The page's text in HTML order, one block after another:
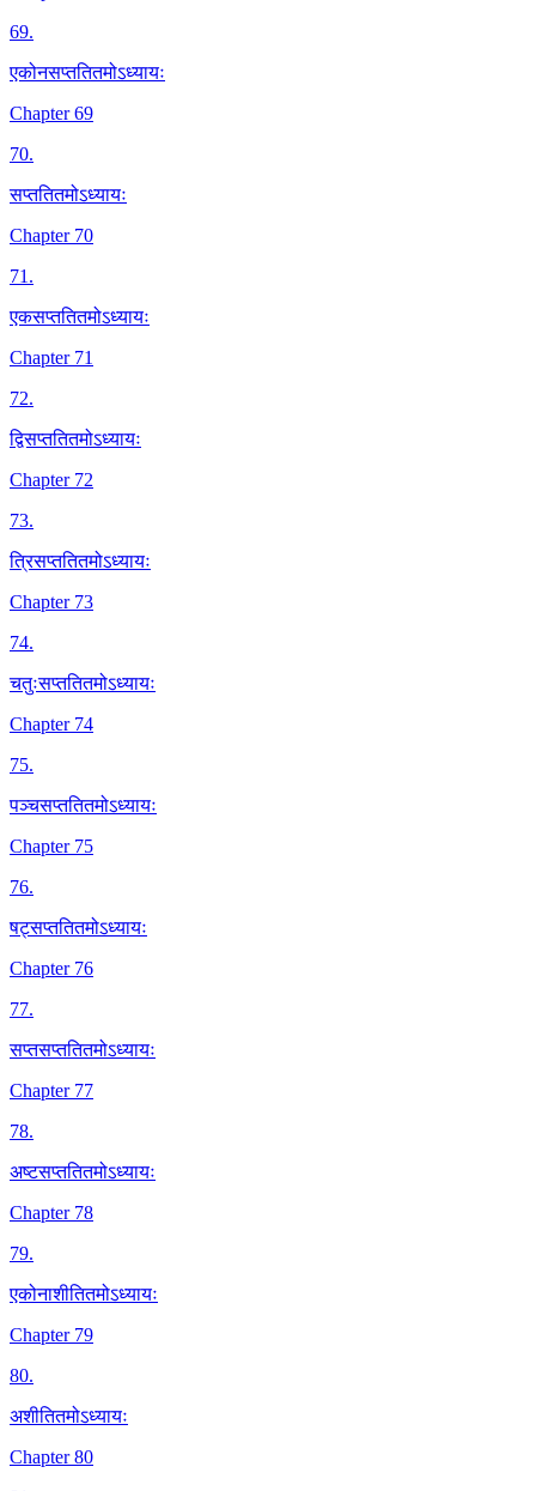
69.
एकोनसप्ततितमोऽध्यायः
Chapter 69
70.
सप्ततितमोऽध्यायः
Chapter 70
71.
एकसप्ततितमोऽध्यायः
Chapter 71
72.
द्विसप्ततितमोऽध्यायः
Chapter 72
73.
त्रिसप्ततितमोऽध्यायः
Chapter 73
74.
चतुःसप्ततितमोऽध्यायः
Chapter 74
75.
पञ्चसप्ततितमोऽध्यायः
Chapter 75
76.
षट्सप्ततितमोऽध्यायः
Chapter 76
77.
सप्तसप्ततितमोऽध्यायः
Chapter 77
78.
अष्टसप्ततितमोऽध्यायः
Chapter 78
79.
एकोनाशीतितमोऽध्यायः
Chapter 79
80.
अशीतितमोऽध्यायः
Chapter 80